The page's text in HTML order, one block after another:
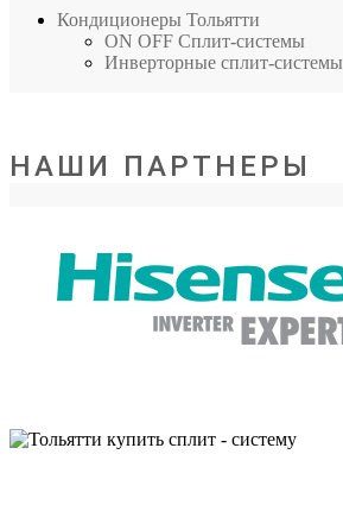
Кондиционеры Тольятти
ON OFF Сплит-системы
Инверторные сплит-системы
НАШИ ПАРТНЕРЫ